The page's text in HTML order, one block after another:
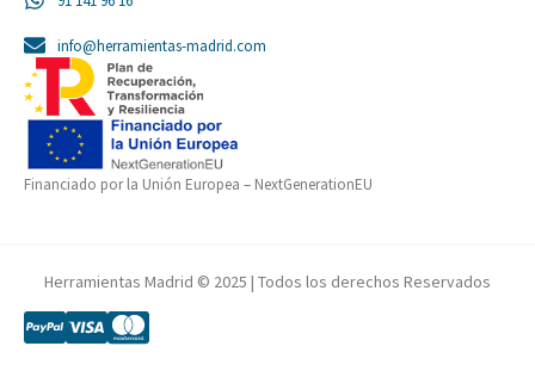
info@herramientas-madrid.com
Financiado por la Unión Europea – NextGenerationEU
Herramientas Madrid © 2025 | Todos los derechos Reservados